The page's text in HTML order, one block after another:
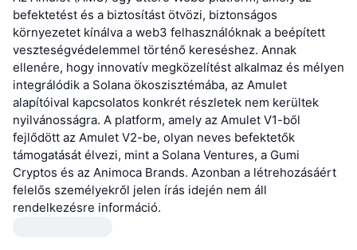
befektetést és a biztosítást ötvözi, biztonságos
környezetet kínálva a web3 felhasználóknak a beépített
veszteségvédelemmel történő kereséshez. Annak
ellenére, hogy innovatív megközelítést alkalmaz és mélyen
integrálódik a Solana ökoszisztémába, az Amulet
alapítóival kapcsolatos konkrét részletek nem kerültek
nyilvánosságra. A platform, amely az Amulet V1-ből
fejlődött az Amulet V2-be, olyan neves befektetők
támogatását élvezi, mint a Solana Ventures, a Gumi
Cryptos és az Animoca Brands. Azonban a létrehozásáért
felelős személyekről jelen írás idején nem áll
rendelkezésre információ.